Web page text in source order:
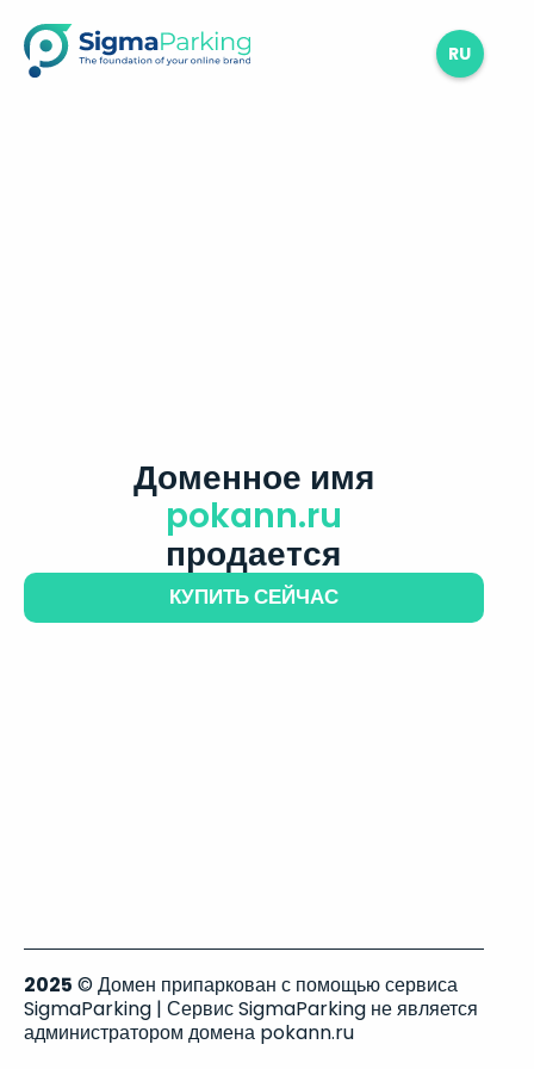
RU
Доменное имя
pokann.ru
продается
КУПИТЬ СЕЙЧАС
2025 © Домен припаркован с помощью сервиса
SigmaParking | Сервис SigmaParking не является
администратором домена pokann.ru